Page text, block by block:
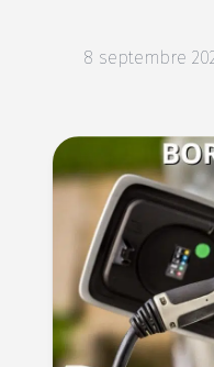
8 septembre